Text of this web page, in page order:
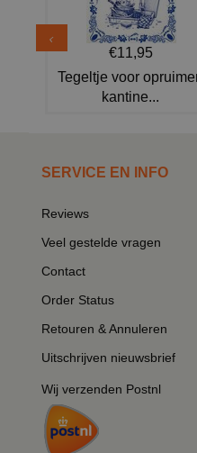
€11,95
Tegeltje voor
kantine...
SERVICE EN INFO
Reviews
Veel gestelde vragen
Contact
Order Status
Retouren & Annuleren
Uitschrijven nieuwsbrief
Wij verzenden Postnl